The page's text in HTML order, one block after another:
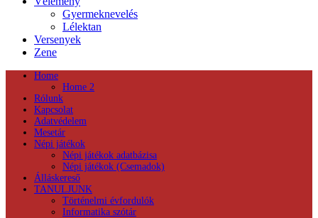
Gyermeknevelés
Lélektan
Versenyek
Zene
Home
Home 2
Rólunk
Kapcsolat
Adatvédelem
Mesetár
Népi játékok
Népi játékok adatbázisa
Népi játékok (Csemadok)
Álláskereső
TANULJUNK
Történelmi évfordulók
Informatika szótár